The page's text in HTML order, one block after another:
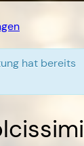
hat bereits